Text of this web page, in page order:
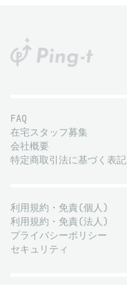
FAQ
在宅スタッフ募集
会社概要
特定商取引法に基づく表記
利用規約・免責(個人)
利用規約・免責(法人)
プライバシーポリシー
セキュリティ